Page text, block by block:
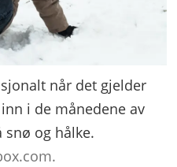
når det gjelder
i de månedene av
og hålke.